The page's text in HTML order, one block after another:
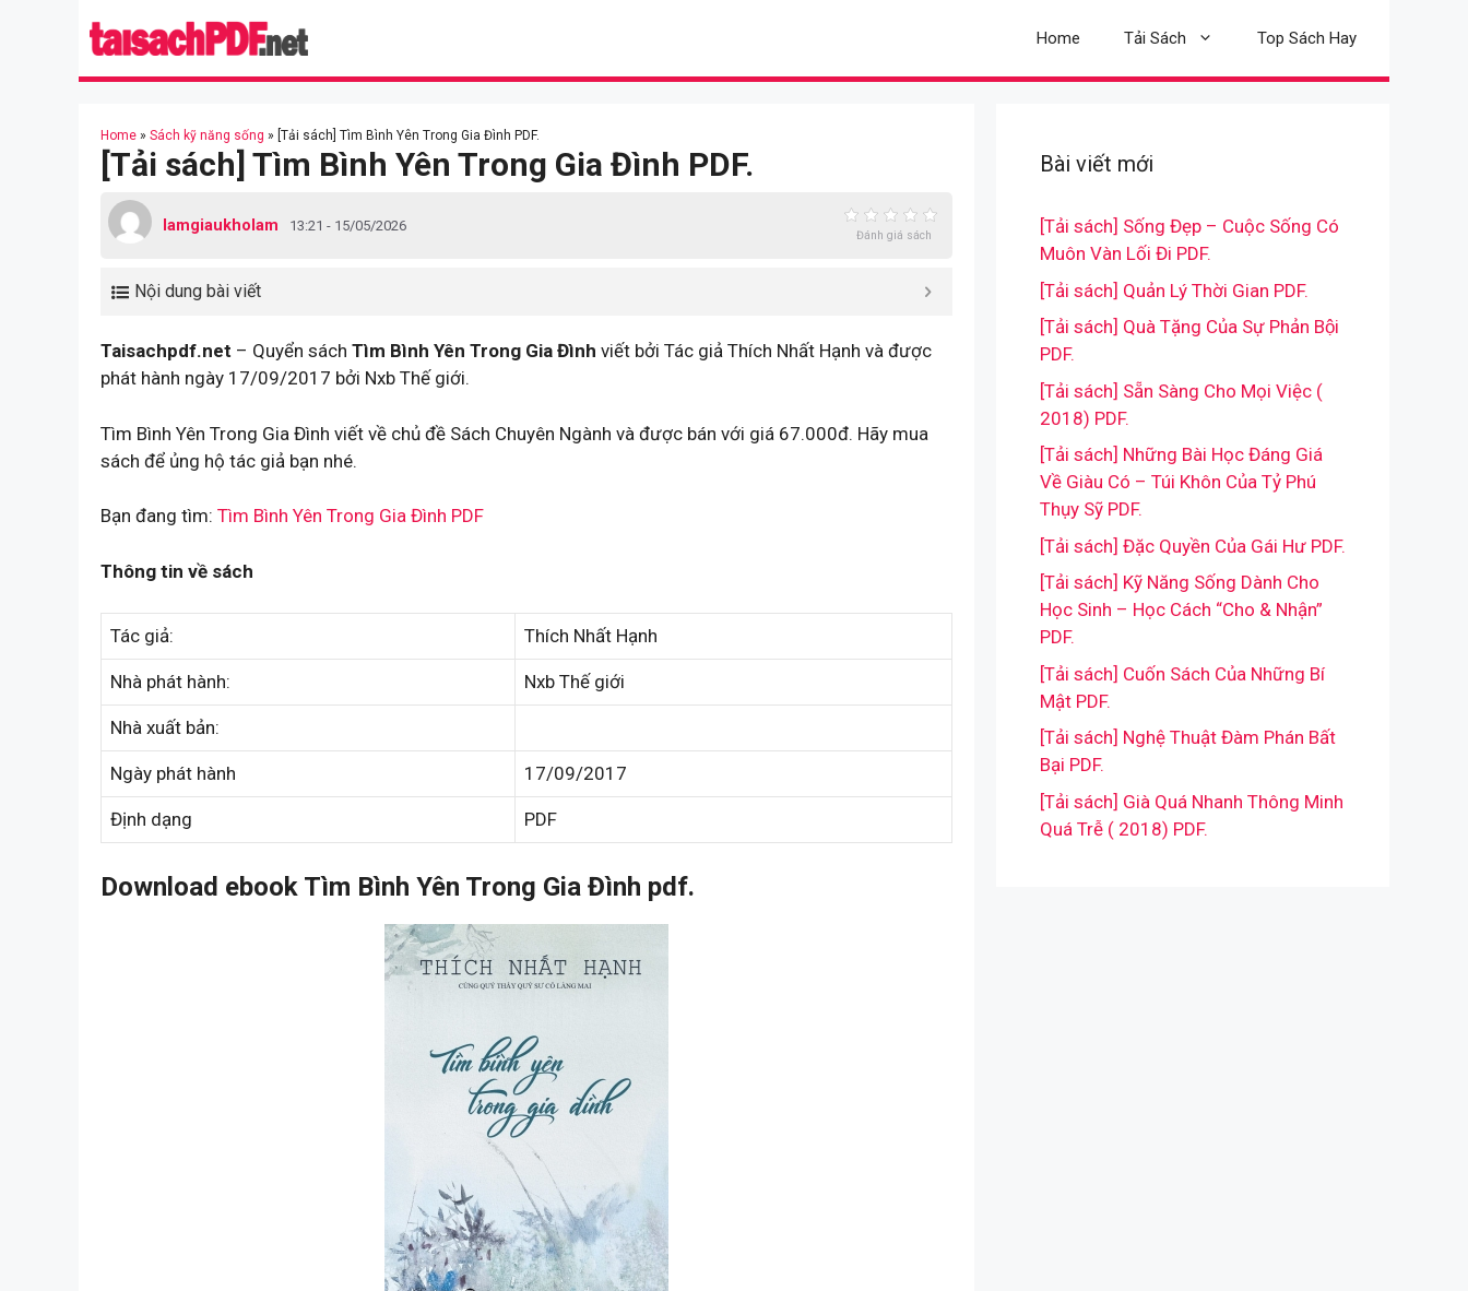
Home Tải Sách Top Sách Hay
Home » Sách kỹ năng sống » [Tải sách] Tìm Bình Yên Trong Gia Đình PDF.
[Tải sách] Tìm Bình Yên Trong Gia Đình PDF.
lamgiaukholam 13:21 - 15/05/2026
Đánh giá sách
Nội dung bài viết
Taisachpdf.net – Quyển sách Tìm Bình Yên Trong Gia Đình viết bởi Tác giả Thích Nhất Hạnh và được
phát hành ngày 17/09/2017 bởi Nxb Thế giới.
Tìm Bình Yên Trong Gia Đình viết về chủ đề Sách Chuyên Ngành và được bán với giá 67.000đ. Hãy mua
sách để ủng hộ tác giả bạn nhé.
Bạn đang tìm: Tìm Bình Yên Trong Gia Đình PDF
Thông tin về sách
Tác giả: Thích Nhất Hạnh
Nhà phát hành: Nxb Thế giới
Nhà xuất bản:
Ngày phát hành 17/09/2017
Định dạng PDF
Download ebook Tìm Bình Yên Trong Gia Đình pdf.
Bài viết mới
[Tải sách] Sống Đẹp – Cuộc Sống Có
Muôn Vàn Lối Đi PDF.
[Tải sách] Quản Lý Thời Gian PDF.
[Tải sách] Quà Tặng Của Sự Phản Bội
PDF.
[Tải sách] Sẵn Sàng Cho Mọi Việc (
2018) PDF.
[Tải sách] Những Bài Học Đáng Giá
Về Giàu Có – Túi Khôn Của Tỷ Phú
Thụy Sỹ PDF.
[Tải sách] Đặc Quyền Của Gái Hư PDF.
[Tải sách] Kỹ Năng Sống Dành Cho
Học Sinh – Học Cách “Cho & Nhận”
PDF.
[Tải sách] Cuốn Sách Của Những Bí
Mật PDF.
[Tải sách] Nghệ Thuật Đàm Phán Bất
Bại PDF.
[Tải sách] Già Quá Nhanh Thông Minh
Quá Trễ ( 2018) PDF.